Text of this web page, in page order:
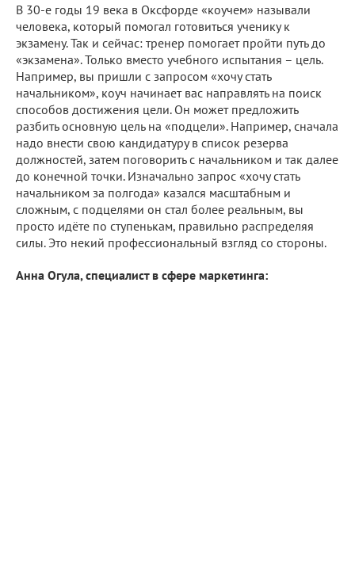
В 30-е годы 19 века в Оксфорде «коучем» называли
человека, который помогал готовиться ученику к
экзамену. Так и сейчас: тренер помогает пройти путь до
«экзамена». Только вместо учебного испытания – цель.
Например, вы пришли с запросом «хочу стать
начальником», коуч начинает вас направлять на поиск
способов достижения цели. Он может предложить
разбить основную цель на «подцели». Например, сначала
надо внести свою кандидатуру в список резерва
должностей, затем поговорить с начальником и так далее
до конечной точки. Изначально запрос «хочу стать
начальником за полгода» казался масштабным и
сложным, с подцелями он стал более реальным, вы
просто идёте по ступенькам, правильно распределяя
силы. Это некий профессиональный взгляд со стороны.
Анна Огула, специалист в сфере маркетинга: